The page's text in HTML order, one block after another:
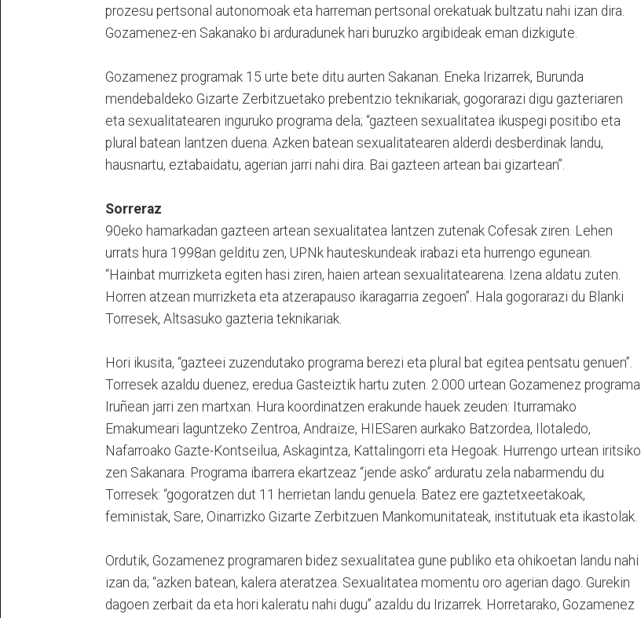
prozesu pertsonal autonomoak eta harreman pertsonal orekatuak bultzatu nahi izan dira.
Gozamenez-en Sakanako bi arduradunek hari buruzko argibideak eman dizkigute.
Gozamenez programak 15 urte bete ditu aurten Sakanan. Eneka Irizarrek, Burunda
mendebaldeko Gizarte Zerbitzuetako prebentzio teknikariak, gogorarazi digu gazteriaren
eta sexualitatearen inguruko programa dela; “gazteen sexualitatea ikuspegi positibo eta
plural batean lantzen duena. Azken batean sexualitatearen alderdi desberdinak landu,
hausnartu, eztabaidatu, agerian jarri nahi dira. Bai gazteen artean bai gizartean”.
Sorreraz
90eko hamarkadan gazteen artean sexualitatea lantzen zutenak Cofesak ziren. Lehen
urrats hura 1998an gelditu zen, UPNk hauteskundeak irabazi eta hurrengo egunean.
“Hainbat murrizketa egiten hasi ziren, haien artean sexualitatearena. Izena aldatu zuten.
Horren atzean murrizketa eta atzerapauso ikaragarria zegoen”. Hala gogorarazi du Blanki
Torresek, Altsasuko gazteria teknikariak.
Hori ikusita, “gazteei zuzendutako programa berezi eta plural bat egitea pentsatu genuen”.
Torresek azaldu duenez, eredua Gasteiztik hartu zuten. 2.000 urtean Gozamenez programa
Iruñean jarri zen martxan. Hura koordinatzen erakunde hauek zeuden: Iturramako
Emakumeari laguntzeko Zentroa, Andraize, HIESaren aurkako Batzordea, Ilotaledo,
Nafarroako Gazte-Kontseilua, Askagintza, Kattalingorri eta Hegoak. Hurrengo urtean iritsiko
zen Sakanara. Programa ibarrera ekartzeaz “jende asko” arduratu zela nabarmendu du
Torresek: “gogoratzen dut 11 herrietan landu genuela. Batez ere gaztetxeetakoak,
feministak, Sare, Oinarrizko Gizarte Zerbitzuen Mankomunitateak, institutuak eta ikastolak.
Ordutik, Gozamenez programaren bidez sexualitatea gune publiko eta ohikoetan landu nahi
izan da; “azken batean, kalera ateratzea. Sexualitatea momentu oro agerian dago. Gurekin
dagoen zerbait da eta hori kaleratu nahi dugu” azaldu du Irizarrek. Horretarako, Gozamenez